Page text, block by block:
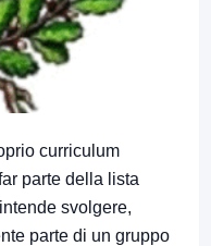
curriculum
parte della lista
svolgere,
parte di un gruppo